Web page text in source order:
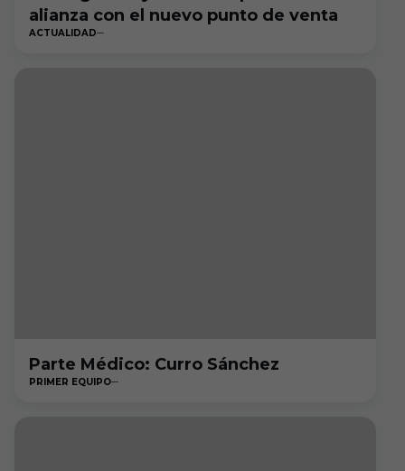
alianza con el nuevo punto de venta
ACTUALIDAD
Parte Médico: Curro Sánchez
PRIMER EQUIPO